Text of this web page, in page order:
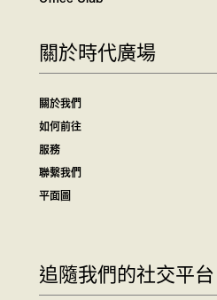
關於時代廣場
關於我們
如何前往
服務
聯繫我們
平面圖
追隨我們的社交平台